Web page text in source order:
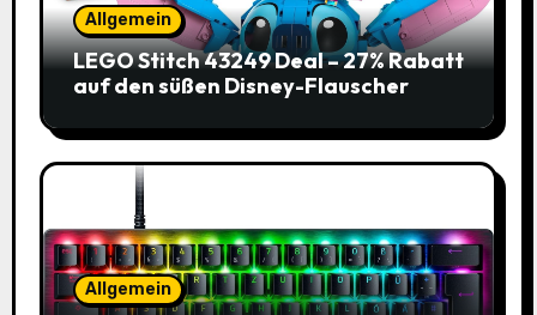
Allgemein
LEGO Stitch 43249 Deal – 27% Rabatt
auf den süßen Disney-Flauscher
Allgemein